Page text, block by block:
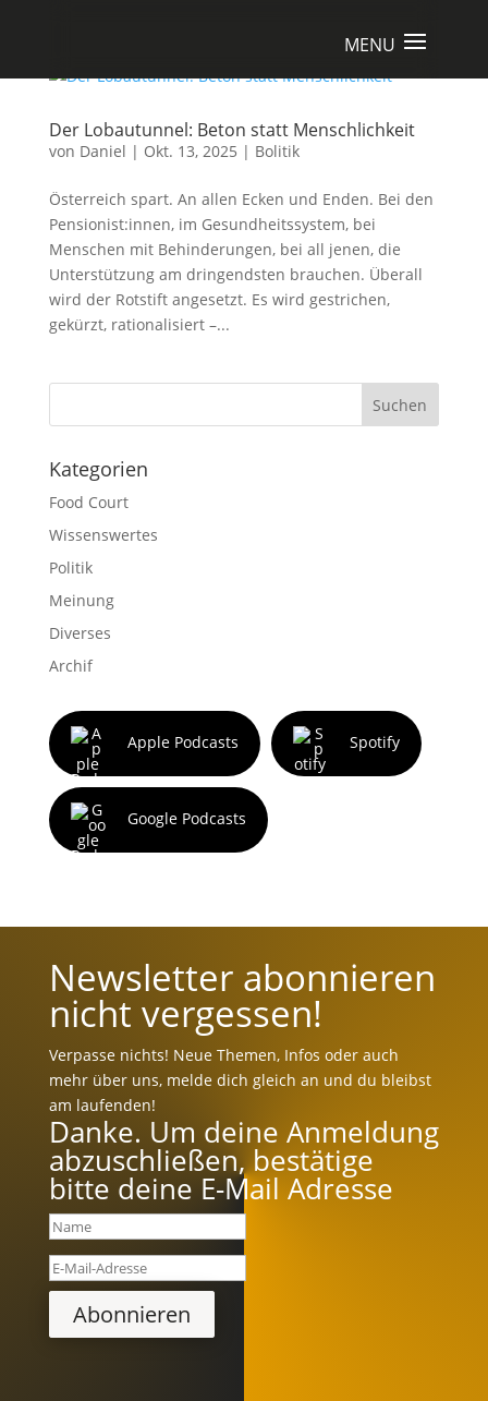
Der Lobautunnel: Beton statt Menschlichkeit
von Daniel | Okt. 13, 2025 | Bolitik
Österreich spart. An allen Ecken und Enden. Bei den
Pensionist:innen, im Gesundheitssystem, bei
Menschen mit Behinderungen, bei all jenen, die
Unterstützung am dringendsten brauchen. Überall
wird der Rotstift angesetzt. Es wird gestrichen,
gekürzt, rationalisiert –...
Suchen
Kategorien
Food Court
Wissenswertes
Politik
Meinung
Diverses
Archif
Apple Podcasts Spotify
Google Podcasts
Newsletter abonnieren
nicht vergessen!
Verpasse nichts! Neue Themen, Infos oder auch
mehr über uns, melde dich gleich an und du bleibst
am laufenden!
Danke. Um deine Anmeldung
abzuschließen, bestätige
bitte deine E-Mail Adresse
Abonnieren